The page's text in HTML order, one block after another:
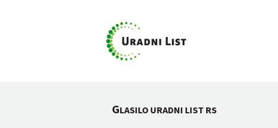
GLASILO URADNI LIST RS